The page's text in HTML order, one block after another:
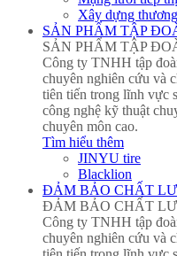
Xây dựng
SẢN PHẨM TẬP
SẢN PHẨM TẬP
Công ty TNHH tập
chuyên nghiên cứu và
tiên tiến trong lĩnh vực
công nghệ kỹ thuật
chuyên môn cao.
Tìm hiểu thêm
JINYU tire
Blacklion
ĐẢM BẢO CHẤT
ĐẢM BẢO CHẤT
Công ty TNHH tập
chuyên nghiên cứu và